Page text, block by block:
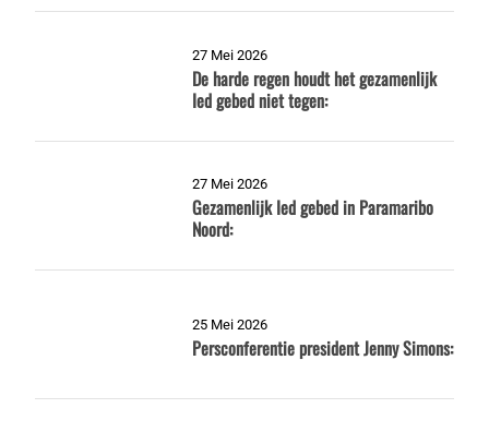
27 Mei 2026
De harde regen houdt het gezamenlijk
Ied gebed niet tegen:
27 Mei 2026
Gezamenlijk Ied gebed in Paramaribo
Noord:
25 Mei 2026
Persconferentie president Jenny Simons: